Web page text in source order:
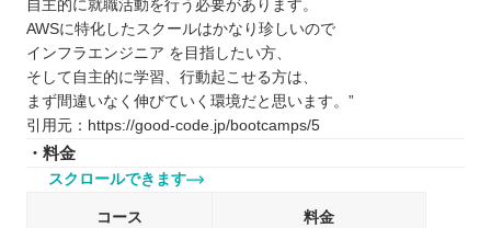
自主的に就職活動を行う必要があります。
AWSに特化したスクールはかなり珍しいので
インフラエンジニア を目指したい方、
そして自主的に学習、行動起こせる方は、
まず間違いなく伸びていく環境だと思います。”
引用元：https://good-code.jp/bootcamps/5
・料金
スクロールできます
コース 料金